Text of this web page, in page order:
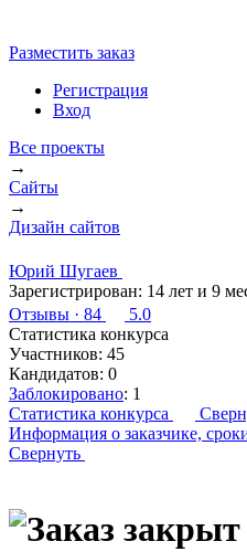
Разместить заказ
Регистрация
Вход
Все проекты
→
Сайты
→
Дизайн сайтов
Юрий Шугаев
Зарегистрирован: 14 лет и 9
Отзывы · 84
5.0
Статистика конкурса
Участников: 45
Кандидатов: 0
Заблокировано: 1
Статистика конкурса
Информация о заказчике,
Свернуть